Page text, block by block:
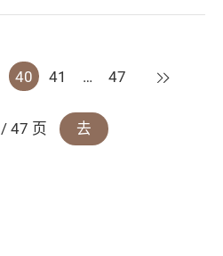
40 41 … 47 下一页
/ 47 页 去